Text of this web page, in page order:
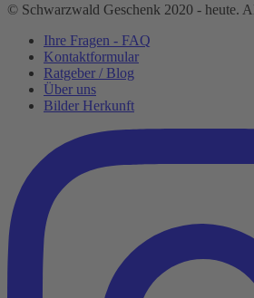
© Schwarzwald Geschenk 2020 - heute.
Ihre Fragen - FAQ
Kontaktformular
Ratgeber / Blog
Über uns
Bilder Herkunft